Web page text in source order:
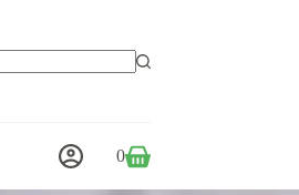
Warenkorb
0